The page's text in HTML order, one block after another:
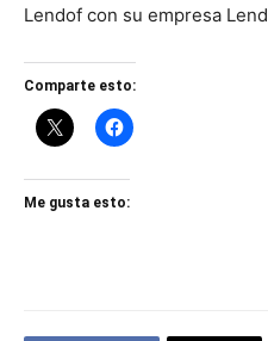
Lendof con su empresa
Comparte esto:
Me gusta esto: